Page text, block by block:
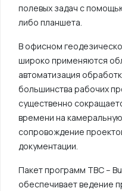
полевых задач с
либо планшета.
В офисном
широко применяются
автоматизация
большинства рабочих
существенно
времени на
сопровождение
документации.
Пакет программ TBC –
обеспечивает ведение